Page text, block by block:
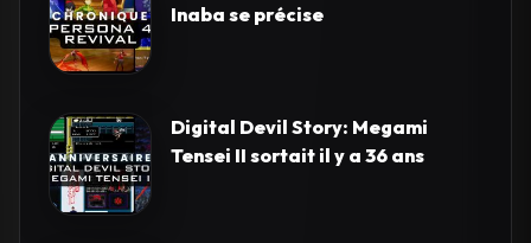
Inaba se précise
Digital Devil Story: Megami
Tensei II sortait il y a 36 ans